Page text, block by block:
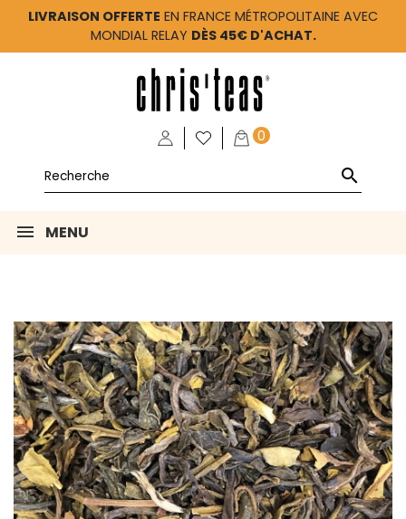
LIVRAISON OFFERTE EN FRANCE MÉTROPOLITAINE AVEC
MONDIAL RELAY DÈS 45€ D'ACHAT.
0

MENU